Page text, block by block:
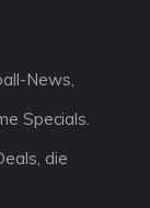
News,
Specials.
die